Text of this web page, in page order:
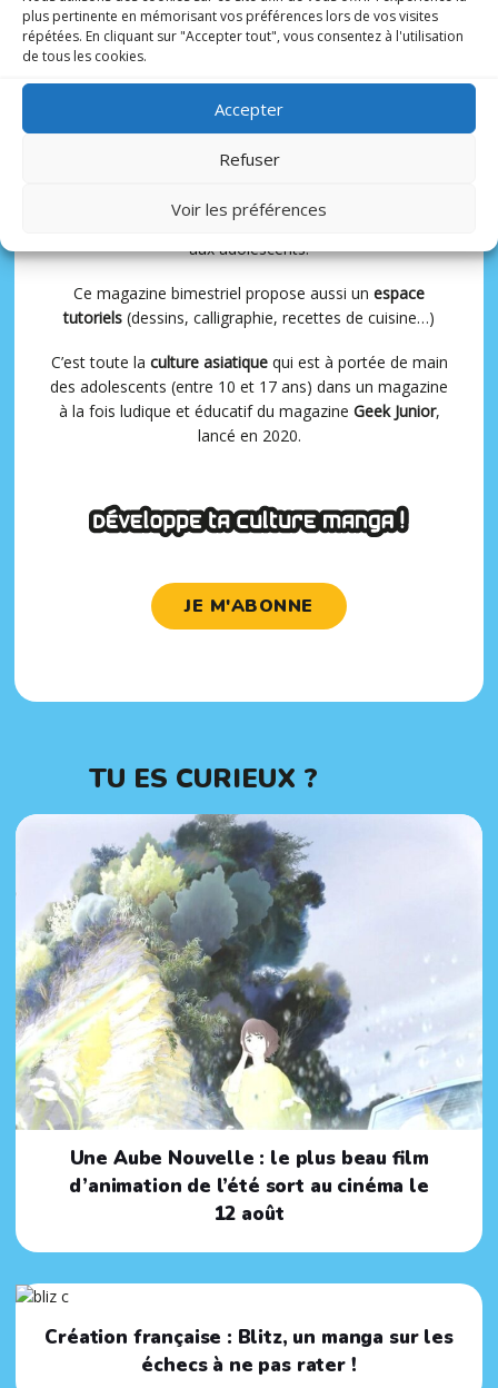
plus pertinente en mémorisant vos préférences lors de vos visites
répétées. En cliquant sur "Accepter tout", vous consentez à l'utilisation
de tous les cookies.
Accepter
Refuser
Voir les préférences
pour les ados !
6 N° PAR AN
Matthieu Pinon, Otaku Manga présente
mangas, animés et webtoons
aux adolescents.
Ce magazine bimestriel propose aussi un espace
tutoriels (dessins, calligraphie, recettes de cuisine…)
C’est toute la culture asiatiquequi est à portée de main
des adolescents (entre 10 et 17 ans) dans un magazine
à la fois ludique et éducatif du magazine Geek Junior,
lancé en 2020.
JE M'ABONNE
TU ES CURIEUX ?
Une Aube Nouvelle : le plus beau film
d’animation de l’été sort au cinéma le
12 août
Création française : Blitz, un manga sur les
échecs à ne pas rater !